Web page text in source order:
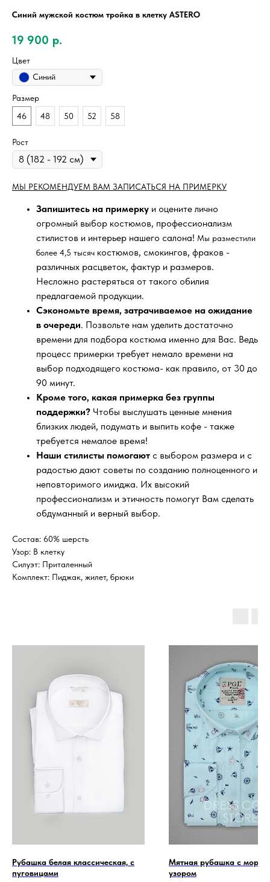
Синий мужской костюм тройка в клетку ASTERO
19 900 р.
Цвет
Синий
Размер
46
48 50 52 58
Рост
МЫ РЕКОМЕНДУЕМ ВАМ ЗАПИСАТЬСЯ НА ПРИМЕРКУ
Запишитесь на примерку и оцените лично
огромный выбор костюмов, профессионализм
стилистов и интерьер нашего салона! Мы разместили
более 4,5 тысяч костюмов, смокингов, фраков -
различных расцветок, фактур и размеров.
Несложно растеряться от такого обилия
предлагаемой продукции.
Сэкономьте время, затрачиваемое на ожидание
в очереди. Позвольте нам уделить достаточно
времени для подбора костюма именно для Вас. Ведь
процесс примерки требует немало времени на
выбор подходящего костюма- как правило, от 30 до
90 минут.
Кроме того, какая примерка без группы
поддержки? Чтобы выслушать ценные мнения
близких людей, подумать и выпить кофе - также
требуется немалое время!
Наши стилисты помогают с выбором размера и с
радостью дают советы по созданию полноценного и
неповторимого имиджа. Их высокий
профессионализм и этичность помогут Вам сделать
обдуманный и верный выбор.
Состав: 60% шерсть
Узор: В клетку
Силуэт: Приталенный
Комплект: Пиджак, жилет, брюки
Рубашка белая классическая, с
пуговицами
Мятная рубашка с
узором